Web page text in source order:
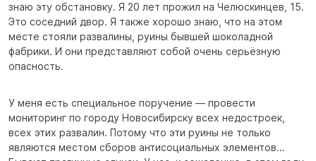
знаю эту обстановку. Я 20 лет прожил на Челюскинцев, 15.
Это соседний двор. Я также хорошо знаю, что на этом
месте стояли развалины, руины бывшей шоколадной
фабрики. И они представляют собой очень серьёзную
опасность.
У меня есть специальное поручение — провести
мониторинг по городу Новосибирску всех недостроек,
всех этих развалин. Потому что эти руины не только
являются местом сборов антисоциальных элементов...